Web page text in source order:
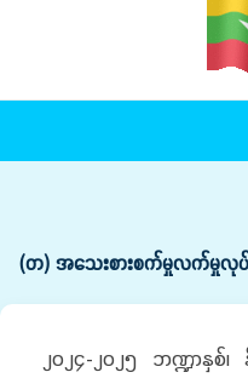
(တ) အသေးစားစက်မှုလက်မှုလုပ်
၂၀၂၄-၂၀၂၅ ဘဏ္ဍာနှ